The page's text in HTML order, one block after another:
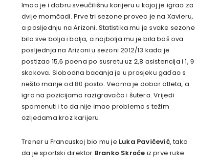
Imao je i dobru sveučilišnu karijeru u kojoj je igrao za
dvije momčadi. Prve tri sezone proveo je na Xavieru,
a posljednju na Arizoni. Statistika mu je svake sezone
bila sve bolja i bolja, a najbolja mu je bila baš ova
posljednja na Arizoni u sezoni 2012/13 kada je
postizao 15,6 poena po susretu uz 2,8 asistencija i 1, 9
skokova. Slobodna bacanja je u prosjeku gađao s
nešto manje od 80 posto. Veoma je dobar atleta, a
igra na pozicijama razigravača i šutera. Vrijedi
spomenuti i to da nije imao problemas težim
ozljedama kroz karijeru.
Trener u Francuskoj bio mu je Luka Pavičević, tako
da je sportski direktor Branko Skroče iz prve ruke